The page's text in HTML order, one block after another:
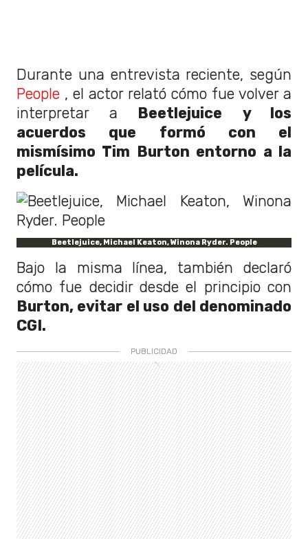
Durante una entrevista reciente, según
People , el actor relató cómo fue volver a
interpretar a Beetlejuice
y los
acuerdos que formó con el
mismísimo Tim Burton entorno a la
película.
Beetlejuice, Michael Keaton, Winona Ryder. People
Bajo la misma línea, también declaró
cómo fue decidir desde el principio con
Burton, evitar el uso del denominado
CGI.